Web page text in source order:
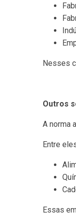
Nesses
Outros
A norma
Entre
Essas